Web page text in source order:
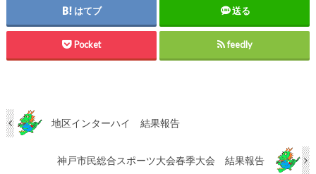
はてブ 送る
Pocket feedly
地区インターハイ 結果報告
神戸市民総合スポーツ大会春季大会 結果報告